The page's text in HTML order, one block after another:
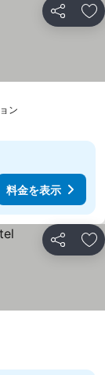
シェア お
ン
料金を表示
シェア お